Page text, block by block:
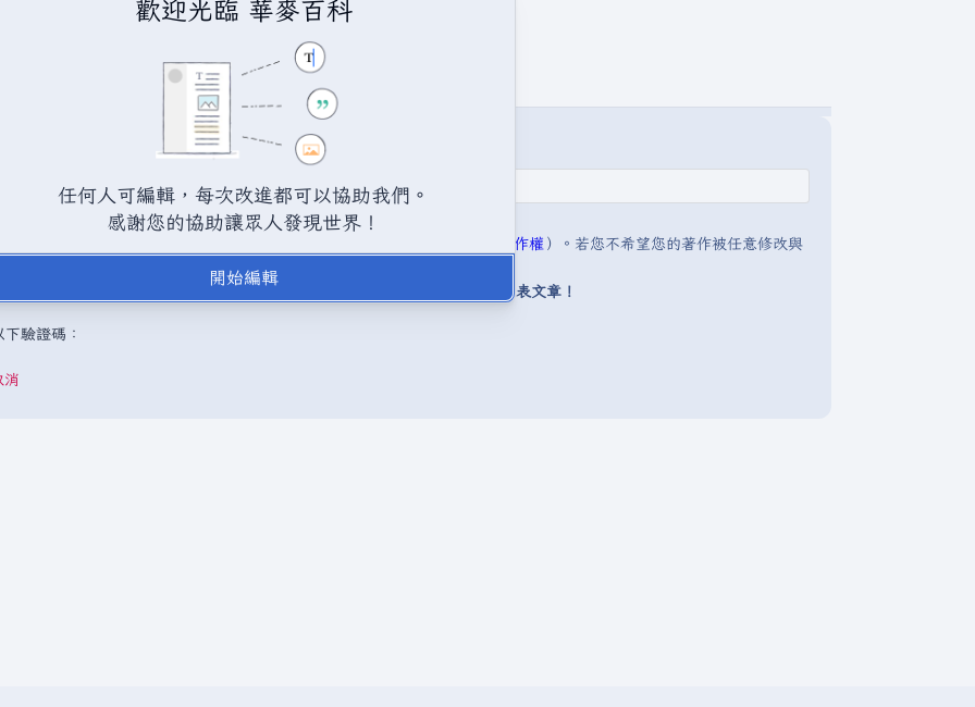
說明:著作權 ）。若您不希望您的著作被任意修改與
是取自不受版權保護的公開領域或自由資源。 請勿在未經授權的情況下發表文章！
驗證碼：
消
歡迎光臨 華麥百科
任何人可編輯，每次改進都可以協助我們。
感謝您的協助讓眾人發現世界！
開始編輯